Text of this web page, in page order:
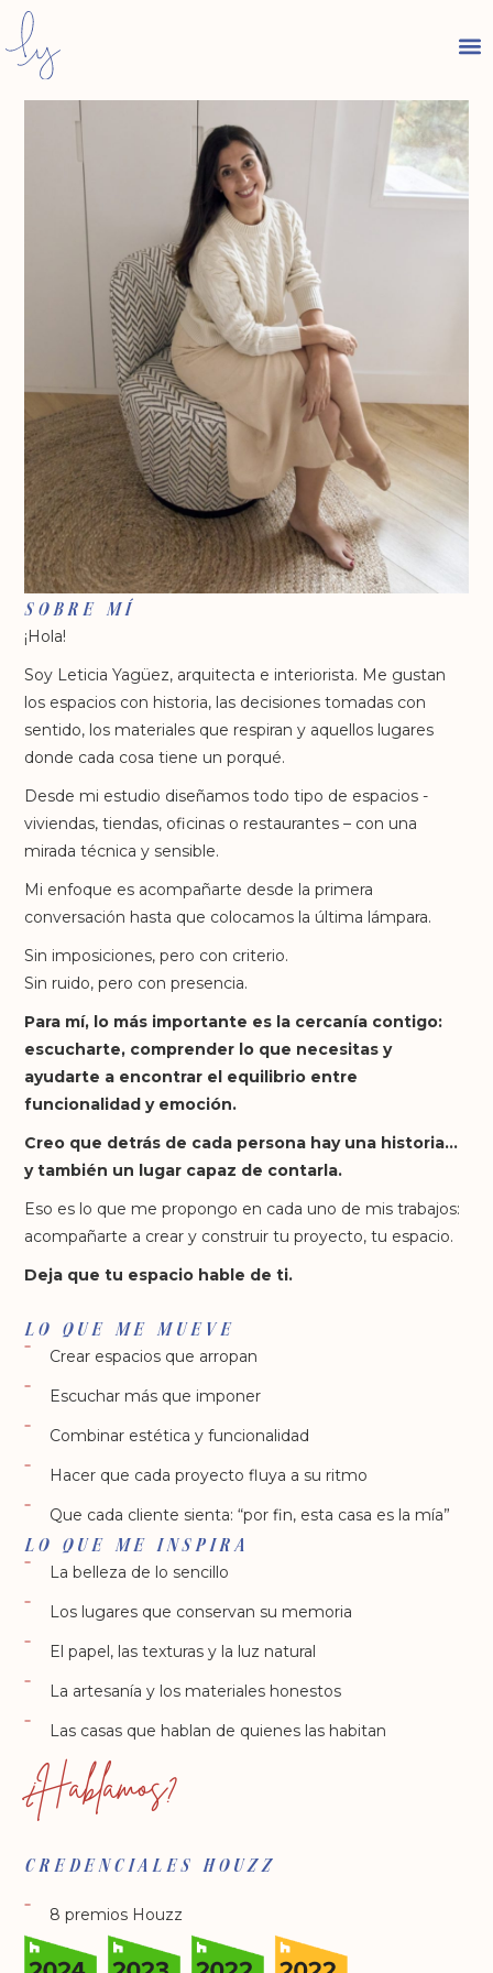
SOBRE MÍ
¡Hola!
Soy Leticia Yagüez, arquitecta e interiorista. Me gustan
los espacios con historia, las decisiones tomadas con
sentido, los materiales que respiran y aquellos lugares
donde cada cosa tiene un porqué.
Desde mi estudio diseñamos todo tipo de espacios -
viviendas, tiendas, oficinas o restaurantes – con una
mirada técnica y sensible.
Mi enfoque es acompañarte desde la primera
conversación hasta que colocamos la última lámpara.
Sin imposiciones, pero con criterio.
Sin ruido, pero con presencia.
Para mí, lo más importante es la cercanía contigo:
escucharte, comprender lo que necesitas y
ayudarte a encontrar el equilibrio entre
funcionalidad y emoción.
Creo que detrás de cada persona hay una historia…
y también un lugar capaz de contarla.
Eso es lo que me propongo en cada uno de mis trabajos:
acompañarte a crear y construir tu proyecto, tu espacio.
Deja que tu espacio hable de ti.
LO QUE ME MUEVE
Crear espacios que arropan
Escuchar más que imponer
Combinar estética y funcionalidad
Hacer que cada proyecto fluya a su ritmo
Que cada cliente sienta: “por fin, esta casa es la mía”
LO QUE ME INSPIRA
La belleza de lo sencillo
Los lugares que conservan su memoria
El papel, las texturas y la luz natural
La artesanía y los materiales honestos
Las casas que hablan de quienes las habitan
¿Hablamos?
CREDENCIALES HOUZZ
8 premios Houzz